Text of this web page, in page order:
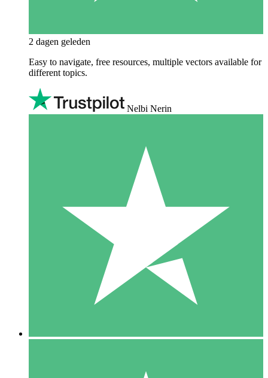
2 dagen geleden
Easy to navigate, free resources, multiple vectors available for
different topics.
Nelbi Nerin